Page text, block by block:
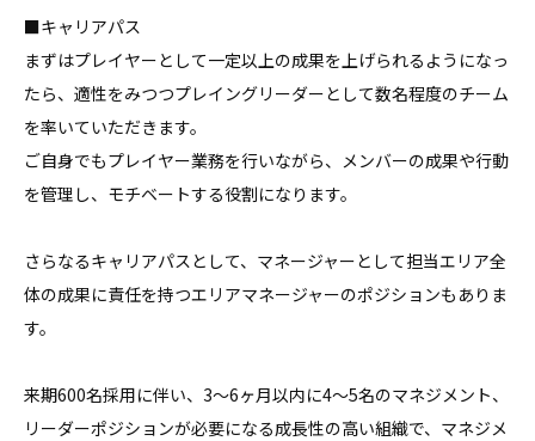
■キャリアパス
まずはプレイヤーとして一定以上の成果を上げられるようになっ
たら、適性をみつつプレイングリーダーとして数名程度のチーム
を率いていただきます。
ご自身でもプレイヤー業務を行いながら、メンバーの成果や行動
を管理し、モチベートする役割になります。
さらなるキャリアパスとして、マネージャーとして担当エリア全
体の成果に責任を持つエリアマネージャーのポジションもありま
す。
来期600名採用に伴い、3〜6ヶ月以内に4〜5名のマネジメント、
リーダーポジションが必要になる成長性の高い組織で、マネジメ